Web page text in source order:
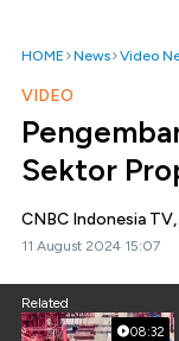
HOME News Video
VIDEO
Sektor
CNBC Indonesia TV,
11 August 2024 15:07
Related
08:32